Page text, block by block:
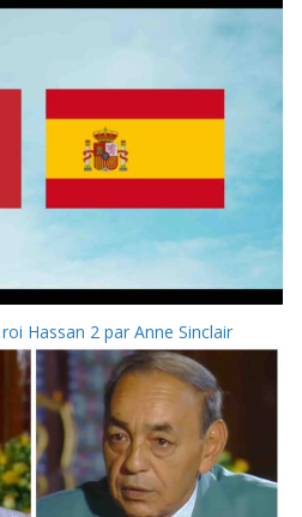
Hassan 2 par Anne Sinclair